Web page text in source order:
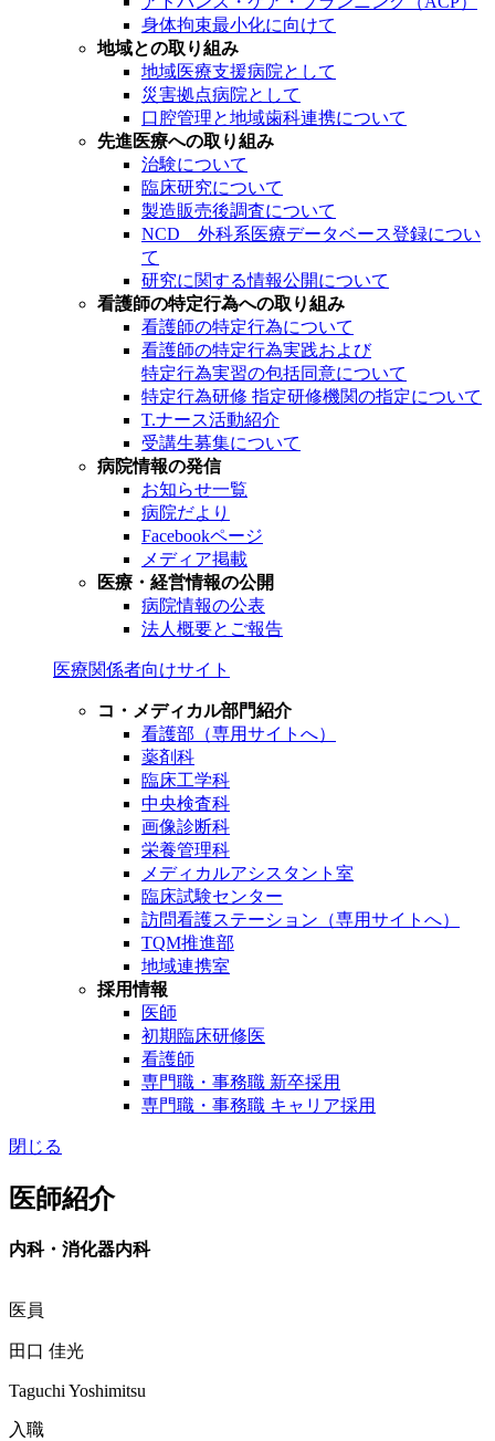
身体拘束最小化に向けて
地域との取り組み
地域医療支援病院として
災害拠点病院として
口腔管理と地域歯科連携について
先進医療への取り組み
治験について
臨床研究について
製造販売後調査について
NCD 外科系医療データベース登録につい
て
研究に関する情報公開について
看護師の特定行為への取り組み
看護師の特定行為について
看護師の特定行為実践および
特定行為実習の包括同意について
特定行為研修 指定研修機関の指定について
T.ナース活動紹介
受講生募集について
病院情報の発信
お知らせ一覧
病院だより
Facebookページ
メディア掲載
医療・経営情報の公開
病院情報の公表
法人概要とご報告
医療関係者向けサイト
コ・メディカル部門紹介
看護部（専用サイトへ）
薬剤科
臨床工学科
中央検査科
画像診断科
栄養管理科
メディカルアシスタント室
臨床試験センター
訪問看護ステーション（専用サイトへ）
TQM推進部
地域連携室
採用情報
医師
初期臨床研修医
看護師
専門職・事務職 新卒採用
専門職・事務職 キャリア採用
閉じる
医師紹介
内科・消化器内科
医員
田口 佳光
Taguchi Yoshimitsu
入職